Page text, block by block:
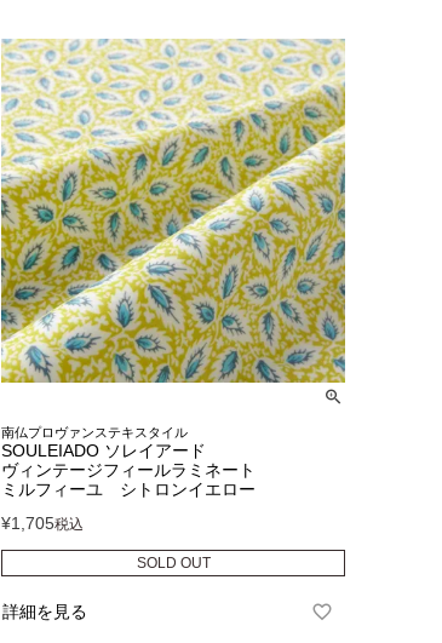
南仏プロヴァンステキスタイル
SOULEIADO ソレイアード
ヴィンテージフィールラミネート
ミルフィーユ シトロンイエロー
¥1,705税込
SOLD OUT
詳細を見る